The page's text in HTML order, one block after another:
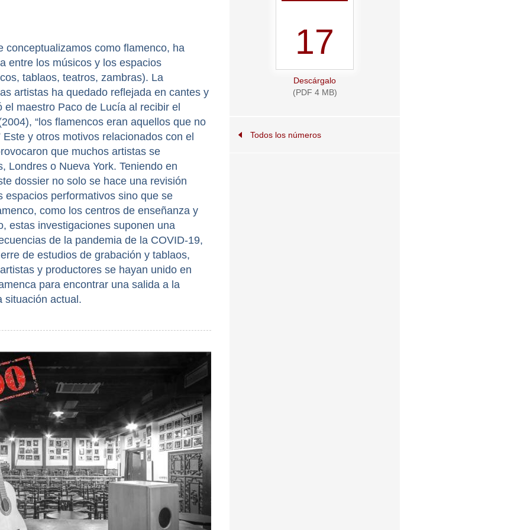
conceptualizamos como ﬂamenco, ha
entre los músicos y los espacios
tablaos, teatros, zambras). La
artistas ha quedado reﬂejada en cantes y
maestro Paco de Lucía al recibir el
“los ﬂamencos eran aquellos que no
y otros motivos relacionados con el
que muchos artistas se
Londres o Nueva York. Teniendo en
dossier no solo se hace una revisión
espacios performativos sino que se
como los centros de enseñanza y
estas investigaciones suponen una
de la pandemia de la COVID-19,
de estudios de grabación y tablaos,
y productores se hayan unido en
para encontrar una salida a la
situación actual.
17
Descárgalo
(PDF 4 MB)
Todos los números